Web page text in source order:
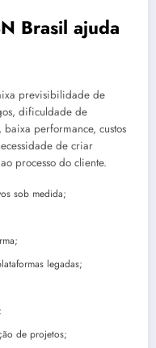
Brasil ajuda
previsibilidade de
dificuldade de
performance, custos
de criar
processo do cliente.
sob medida;
legadas;
de projetos;